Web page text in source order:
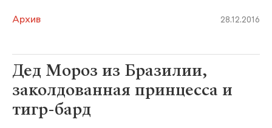
Архив 28.12.2016
Дед Мороз из Бразилии,
заколдованная принцесса и
тигр-бард